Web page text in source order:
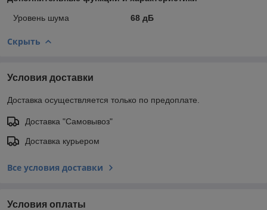
Уровень шума 68 дБ
Скрыть
Условия доставки
Доставка осуществляется только по предоплате.
Доставка "Самовывоз"
Доставка курьером
Все условия доставки
Условия оплаты